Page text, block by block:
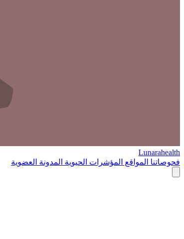
Lunarahealth
فحوصاتنا المواقع المؤشرات الحيوية المدونة العضوية